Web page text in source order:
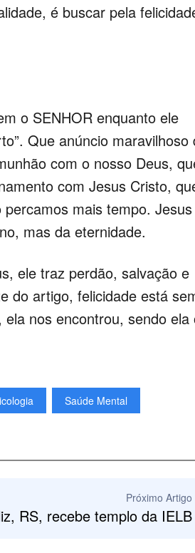
é buscar pela
o SENHOR enquanto ele
Que anúncio maravilhoso
com o nosso Deus,
com Jesus Cristo,
mais tempo.
mas da eternidade.
ele traz perdão, salvação e
do artigo, felicidade está
nos encontrou, sendo ela
Saúde Mental
Próximo Artigo
RS, recebe templo da IELB